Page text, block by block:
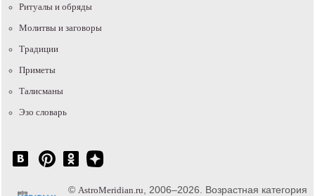
Ритуалы и обряды
Молитвы и заговоры
Традиции
Приметы
Талисманы
Эзо словарь
© AstroMeridian.ru , 2006–2026. Возрастная категория